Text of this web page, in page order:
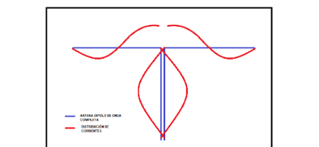
PROMOCIÓN DE LA RADIO AFICIÓN
SALÓN DE LA FAMA DEL CRECJ